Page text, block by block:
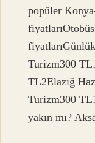
popüler
Turizm300
TL2Elazığ
Turizm300
yakın mı?